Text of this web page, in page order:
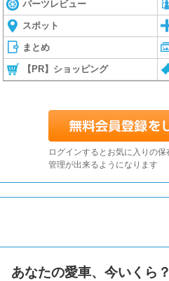
パーツレビュー
スポット
まとめ
【PR】ショッピング
ログインするとお気に入りの
管理が出来るようになります
あなたの愛車、今いくら？